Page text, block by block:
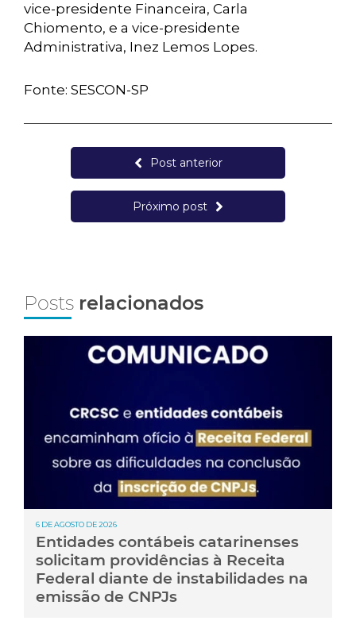
vice-presidente Financeira, Carla
Chiomento, e a vice-presidente
Administrativa, Inez Lemos Lopes.
Fonte: SESCON-SP
Post anterior
Próximo post
Posts relacionados
6 DE AGOSTO DE 2026
Entidades contábeis catarinenses
solicitam providências à Receita
Federal diante de instabilidades na
emissão de CNPJs